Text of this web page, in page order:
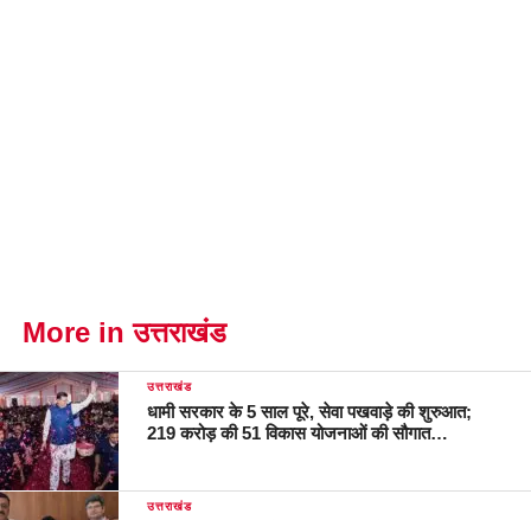
More in उत्तराखंड
उत्तराखंड
धामी सरकार के 5 साल पूरे, सेवा पखवाड़े की शुरुआत;
219 करोड़ की 51 विकास योजनाओं की सौगात…
उत्तराखंड